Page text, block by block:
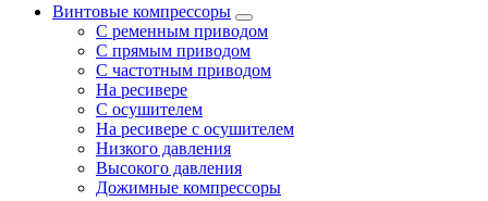
Винтовые компрессоры
С ременным приводом
С прямым приводом
С частотным приводом
На ресивере
С осушителем
На ресивере с осушителем
Низкого давления
Высокого давления
Дожимные компрессоры